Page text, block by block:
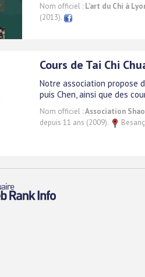
Nom officiel : L'art du Chi à
(2013).
Cours de Tai Chi
Notre association propose
puis Chen, ainsi que des
Nom officiel :Association
depuis 11 ans (2009).